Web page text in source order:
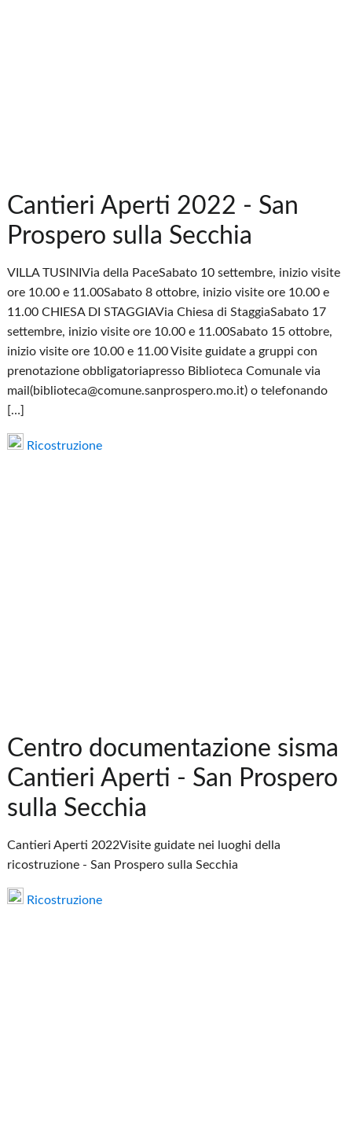
Cantieri Aperti 2022 - San
Prospero sulla Secchia
VILLA TUSINIVia della PaceSabato 10 settembre, inizio visite
ore 10.00 e 11.00Sabato 8 ottobre, inizio visite ore 10.00 e
11.00 CHIESA DI STAGGIAVia Chiesa di StaggiaSabato 17
settembre, inizio visite ore 10.00 e 11.00Sabato 15 ottobre,
inizio visite ore 10.00 e 11.00 Visite guidate a gruppi con
prenotazione obbligatoriapresso Biblioteca Comunale via
mail(biblioteca@comune.sanprospero.mo.it) o telefonando
[…]
Ricostruzione
Centro documentazione sisma
Cantieri Aperti - San Prospero
sulla Secchia
Cantieri Aperti 2022Visite guidate nei luoghi della
ricostruzione - San Prospero sulla Secchia
Ricostruzione